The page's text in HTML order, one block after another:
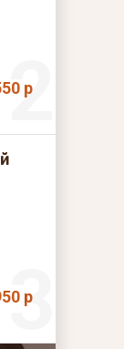
р
р